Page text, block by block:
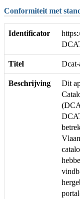
Conformiteit met
Identificator
Titel
Beschrijving
Dit